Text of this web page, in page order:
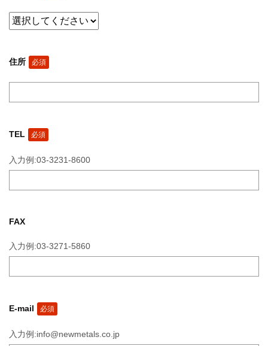
住所 必須
TEL 必須
入力例:03-3231-8600
FAX
入力例:03-3271-5860
E-mail 必須
入力例:info@newmetals.co.jp